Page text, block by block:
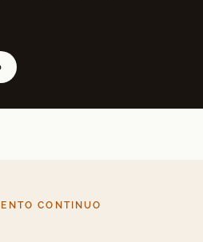
CONTINUO